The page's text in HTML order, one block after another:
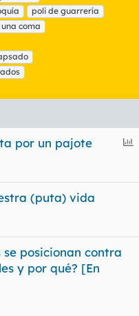
poli de guarrería
coma
u
por un pajote
(puta) vida
se posicionan contra
y por qué? [En